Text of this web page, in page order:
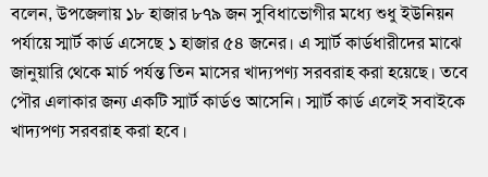
বলেন, উপজেলায় ১৮ হাজার ৮৭৯ জন সুবিধাভোগীর মধ্যে শুধু ইউনিয়ন
পর্যায়ে স্মার্ট কার্ড এসেছে ১ হাজার ৫৪ জনের। এ স্মার্ট কার্ডধারীদের মাঝে
জানুয়ারি থেকে মার্চ পর্যন্ত তিন মাসের খাদ্যপণ্য সরবরাহ করা হয়েছে। তবে
পৌর এলাকার জন্য একটি স্মার্ট কার্ডও আসেনি। স্মার্ট কার্ড এলেই সবাইকে
খাদ্যপণ্য সরবরাহ করা হবে।